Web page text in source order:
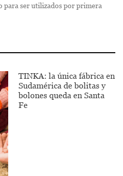
para ser utilizados por primera
TINKA: la única fábrica en
Sudamérica de bolitas y
bolones queda en Santa
Fe